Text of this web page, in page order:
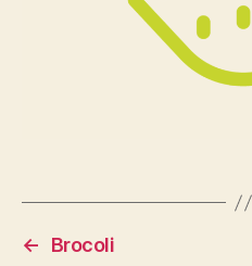
←
Brocoli